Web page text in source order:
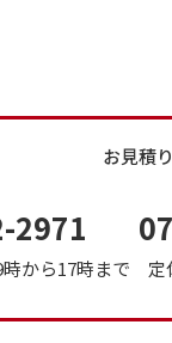
お見積
2971
時から17時まで 定